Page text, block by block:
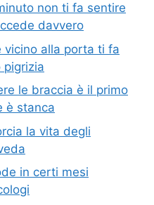
non ti fa sentire
davvero
vicino alla porta ti fa
pigrizia
le braccia è il primo
è stanca
la vita degli
in certi mesi